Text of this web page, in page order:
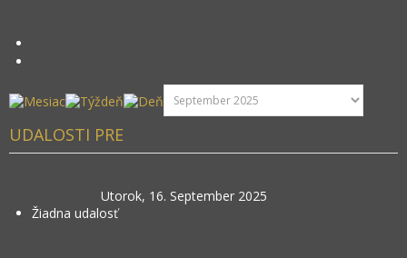
UDALOSTI PRE
Utorok, 16. September 2025
Žiadna udalosť